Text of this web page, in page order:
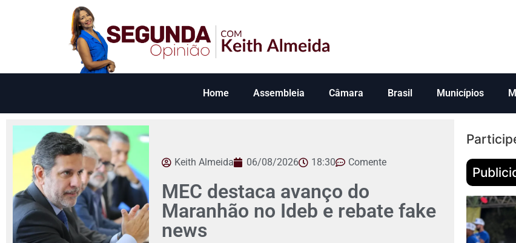
Home Assembleia Câmara Brasil Municípios
Keith Almeida 06/08/2026 18:30 Comente
MEC destaca avanço do
Maranhão no Ideb e rebate fake
news